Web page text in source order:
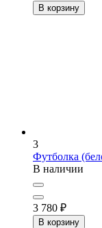
В корзину
3
Футболка
В наличии
3 780 ₽
В корзину